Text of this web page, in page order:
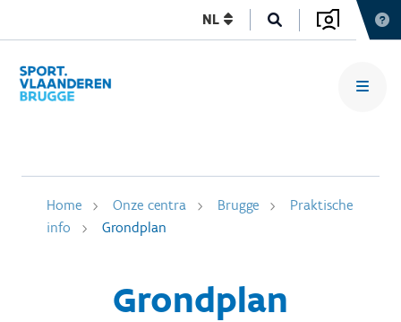
NL
Home Onze centra Brugge
Praktische
info
Grondplan
Grondplan